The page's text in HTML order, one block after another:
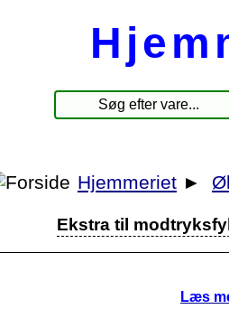
Hjemmeriet ►
Ekstra til
Læs